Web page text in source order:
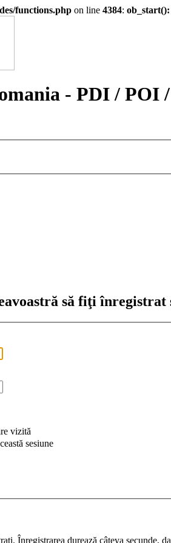
functions.php on line 4384:
- PDI / POI
să fiţi
vizită
sesiune
Înregistrarea durează câteva